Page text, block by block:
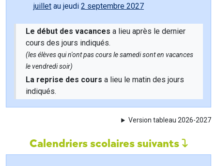
juillet au jeudi 2 septembre 2027
Le début des vacances a lieu après le dernier
cours des jours indiqués.
(les élèves qui n'ont pas cours le samedi sont en vacances
le vendredi soir)
La reprise des cours a lieu le matin des jours
indiqués.
Version tableau 2026-2027
Calendriers scolaires suivants